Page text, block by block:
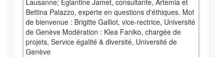
Lausanne; Eglantine Jamet, consultante, Artemia et
Bettina Palazzo, experte en questions d'éthiques. Mot
de bienvenue : Brigitte Galliot, vice-rectrice, Université
de Genève Modération : Klea Faniko, chargée de
projets, Service égalité & diversité, Université de
Genève